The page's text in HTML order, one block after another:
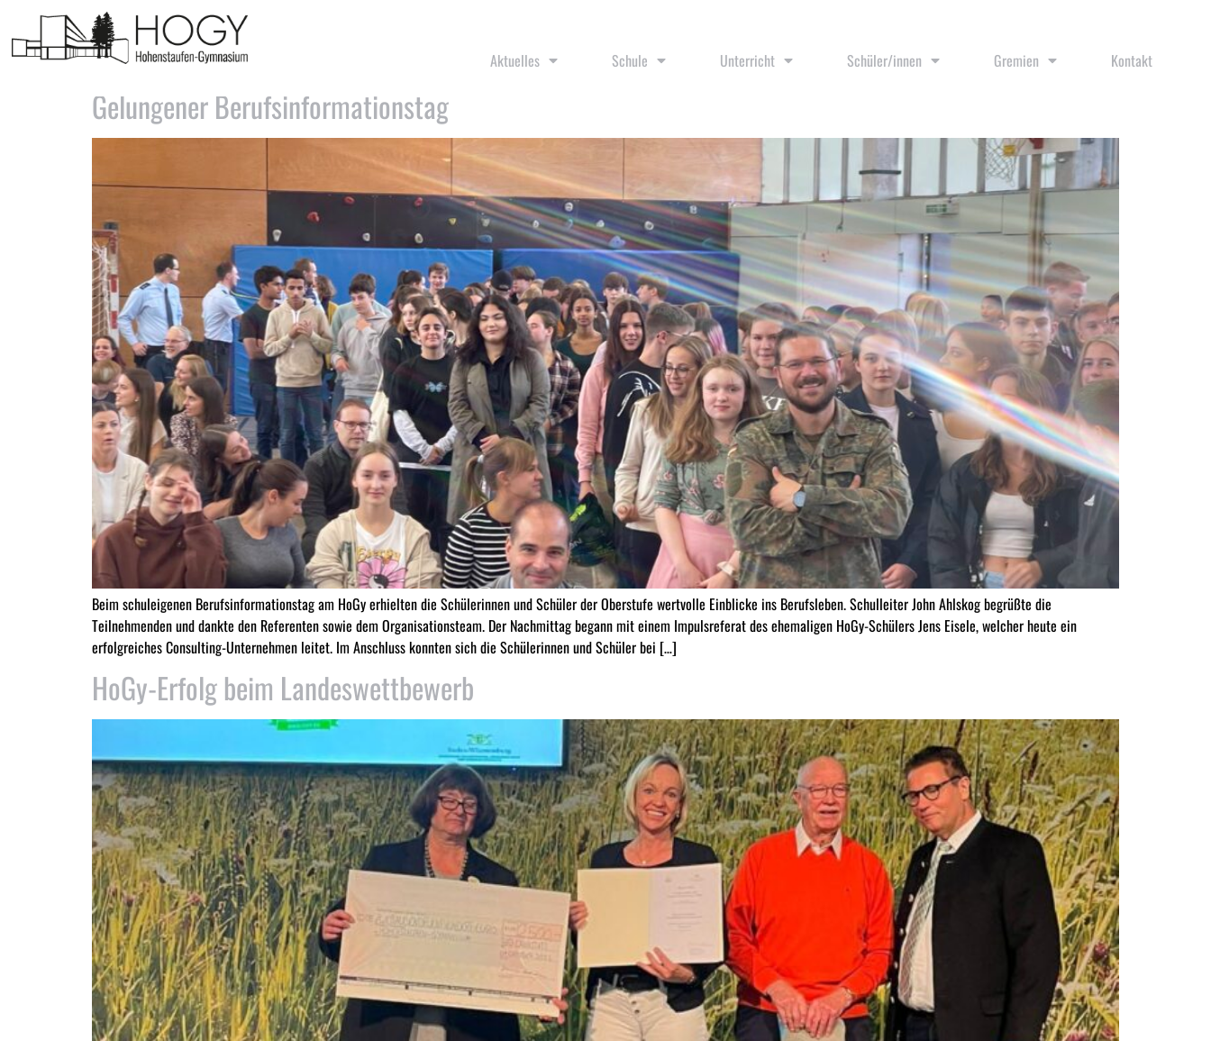
Aktuelles Schule Unterricht Schüler/innen Gremien Kontakt
Tag:10. Oktober 2022
Gelungener Berufsinformationstag
Beim schuleigenen Berufsinformationstag am HoGy erhielten die Schülerinnen und Schüler der Oberstufe wertvolle Einblicke ins Berufsleben. Schulleiter John Ahlskog begrüßte die
Teilnehmenden und dankte den Referenten sowie dem Organisationsteam. Der Nachmittag begann mit einem Impulsreferat des ehemaligen HoGy-Schülers Jens Eisele, welcher heute ein
erfolgreiches Consulting-Unternehmen leitet. Im Anschluss konnten sich die Schülerinnen und Schüler bei […]
HoGy-Erfolg beim Landeswettbewerb